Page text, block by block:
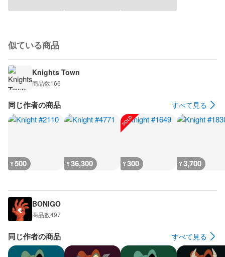
似ている商品
Knights Town
商品数166
同じ作者の商品 すべて見る
¥500 ¥36,300 ¥300 ¥3,700
BONIGO
商品数497
同じ作者の商品 すべて見る